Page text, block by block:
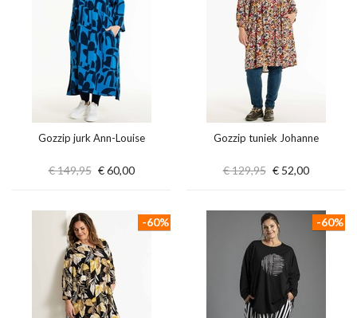
Gozzip jurk Ann-Louise
€ 149,95 € 60,00
Gozzip tuniek Johanne
€ 129,95 € 52,00
-60% -60%